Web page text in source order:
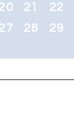
21 22
28 29